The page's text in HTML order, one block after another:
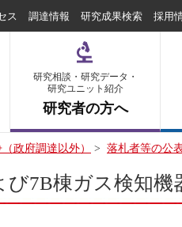
ス 調達情報 研究成果検索 採用
研究相談・研究データ・
研究ユニット紹介
研究者の方へ
政府調達以外） > 落札者等の公
7B棟ガス検知